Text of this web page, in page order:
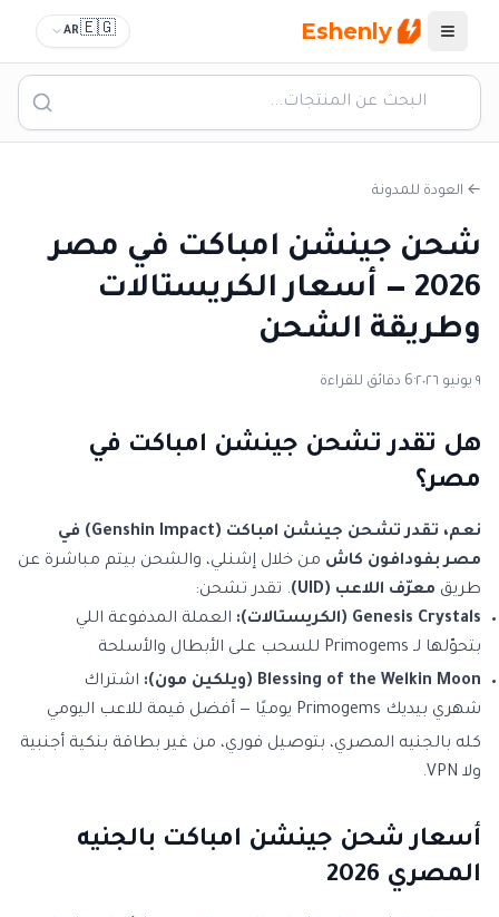
القائمة Eshenly
🇪🇬
AR
← العودة للمدونة
شحن جينشن امباكت في مصر
2026 — أسعار الكريستالات
وطريقة الشحن
٩ يونيو ٢٠٢٦ ·6 دقائق للقراءة
هل تقدر تشحن جينشن امباكت في
مصر؟
نعم، تقدر تشحن جينشن امباكت (Genshin Impact) في
مصر بفودافون كاش من خلال إشنلي، والشحن بيتم مباشرة عن
طريق معرّف اللاعب (UID)
. تقدر تشحن:
Genesis Crystals (الكريستالات):
العملة المدفوعة اللي
بتحوّلها لـ Primogems للسحب على الأبطال والأسلحة
Blessing of the Welkin Moon (ويلكين مون):
اشتراك
شهري بيديك Primogems يوميًا — أفضل قيمة للاعب اليومي
كله بالجنيه المصري، بتوصيل فوري، من غير بطاقة بنكية أجنبية
ولا VPN.
أسعار شحن جينشن امباكت بالجنيه
المصري 2026